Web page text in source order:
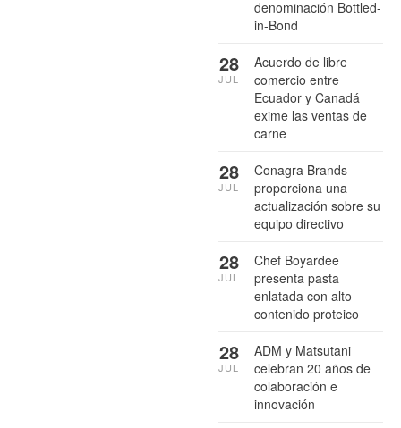
denominación Bottled-
in-Bond
Acuerdo de libre
comercio entre
Ecuador y Canadá
exime las ventas de
carne
28
JUL
Conagra Brands
proporciona una
actualización sobre su
equipo directivo
28
JUL
Chef Boyardee
presenta pasta
enlatada con alto
contenido proteico
28
JUL
ADM y Matsutani
celebran 20 años de
colaboración e
innovación
28
JUL